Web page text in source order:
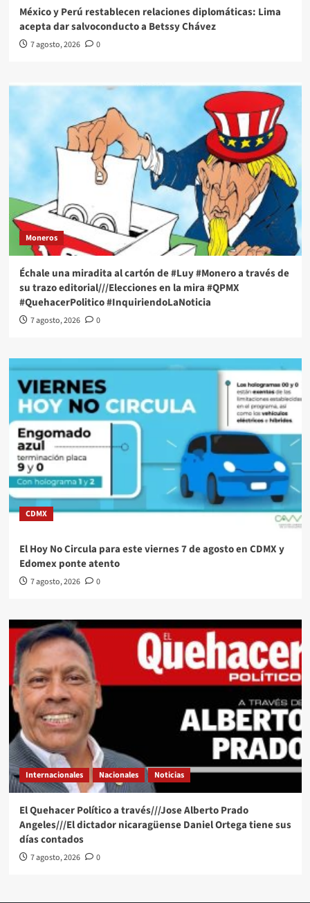
México y Perú restablecen relaciones diplomáticas: Lima
acepta dar salvoconducto a Betssy Chávez
7 agosto, 2026 0
Moneros
Échale una miradita al cartón de #Luy #Monero a través de
su trazo editorial///Elecciones en la mira #QPMX
#QuehacerPolitico #InquiriendoLaNoticia
7 agosto, 2026 0
CDMX
El Hoy No Circula para este viernes 7 de agosto en CDMX y
Edomex ponte atento
7 agosto, 2026 0
Internacionales Nacionales Noticias
El Quehacer Político a través///Jose Alberto Prado
Angeles///El dictador nicaragüense Daniel Ortega tiene sus
días contados
7 agosto, 2026 0